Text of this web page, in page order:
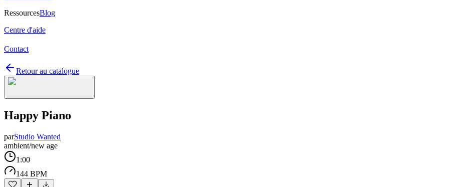
RessourcesBlog
Centre d'aide
Contact
Retour au catalogue
Happy Piano
parStudio Wanted
ambient/new age
1:00
144 BPM